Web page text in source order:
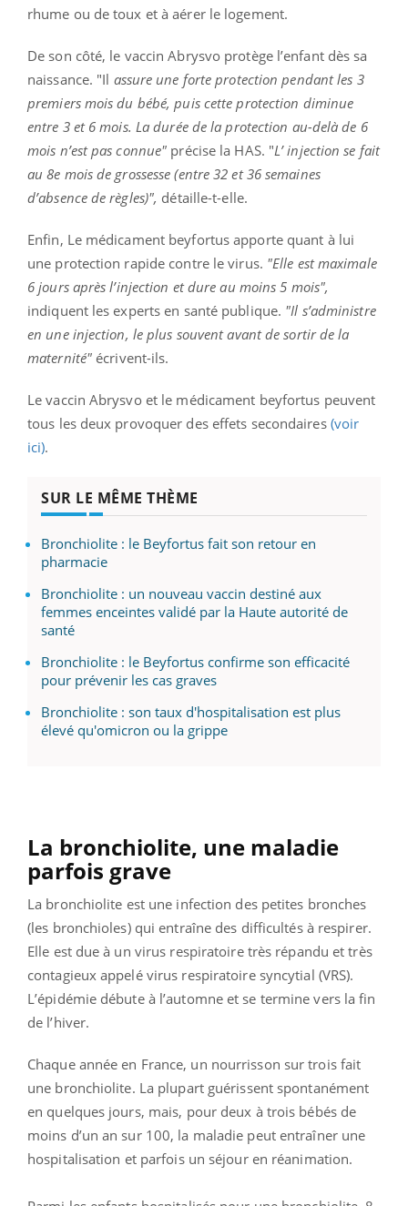
rhume ou de toux et à aérer le logement.
De son côté, le vaccin Abrysvo protège l’enfant dès sa
naissance. "Il assure une forte protection pendant les 3
premiers mois du bébé, puis cette protection diminue
entre 3 et 6 mois. La durée de la protection au-delà de 6
mois n’est pas connue" précise la HAS. "L’ injection se fait
au 8e mois de grossesse (entre 32 et 36 semaines
d’absence de règles)", détaille-t-elle.
Enfin, Le médicament beyfortus apporte quant à lui
une protection rapide contre le virus. "Elle est maximale
6 jours après l’injection et dure au moins 5 mois",
indiquent les experts en santé publique. "Il s’administre
en une injection, le plus souvent avant de sortir de la
maternité" écrivent-ils.
Le vaccin Abrysvo et le médicament beyfortus peuvent
tous les deux provoquer des effets secondaires (voir
ici).
SUR LE MÊME THÈME
Bronchiolite : le Beyfortus fait son retour en
pharmacie
Bronchiolite : un nouveau vaccin destiné aux
femmes enceintes validé par la Haute autorité de
santé
Bronchiolite : le Beyfortus confirme son efficacité
pour prévenir les cas graves
Bronchiolite : son taux d'hospitalisation est plus
élevé qu'omicron ou la grippe
La bronchiolite, une maladie
parfois grave
La bronchiolite est une infection des petites bronches
(les bronchioles) qui entraîne des difficultés à respirer.
Elle est due à un virus respiratoire très répandu et très
contagieux appelé virus respiratoire syncytial (VRS).
L’épidémie débute à l’automne et se termine vers la fin
de l’hiver.
Chaque année en France, un nourrisson sur trois fait
une bronchiolite. La plupart guérissent spontanément
en quelques jours, mais, pour deux à trois bébés de
moins d’un an sur 100, la maladie peut entraîner une
hospitalisation et parfois un séjour en réanimation.